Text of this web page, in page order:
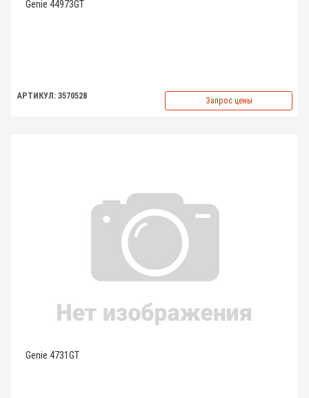
Genie 44973GT
АРТИКУЛ: 3570528 Запрос цены
Genie 4731GT